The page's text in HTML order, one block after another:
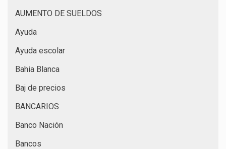
AUMENTO DE SUELDOS
Ayuda
Ayuda escolar
Bahia Blanca
Baj de precios
BANCARIOS
Banco Nación
Bancos